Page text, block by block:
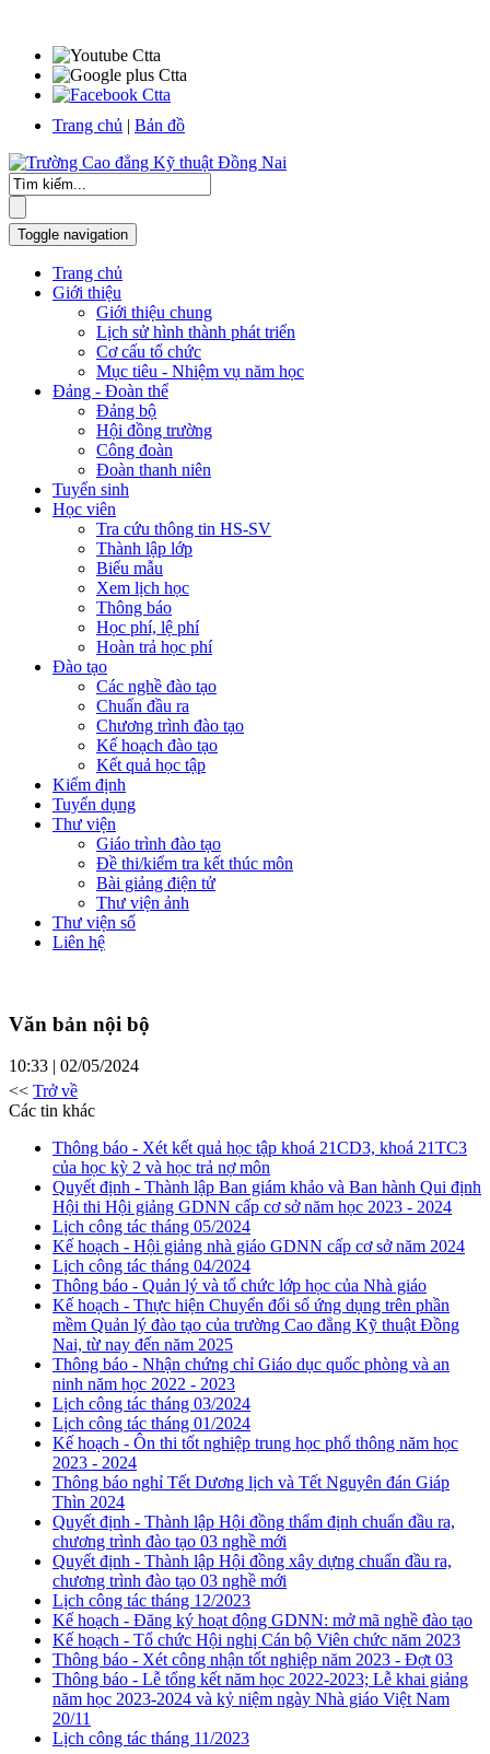
Trang chủ | Bản đồ
Toggle navigation
Trang chủ
Giới thiệu
Giới thiệu chung
Lịch sử hình thành phát triển
Cơ cấu tổ chức
Mục tiêu - Nhiệm vụ năm học
Đảng - Đoàn thể
Đảng bộ
Hội đồng trường
Công đoàn
Đoàn thanh niên
Tuyển sinh
Học viên
Tra cứu thông tin HS-SV
Thành lập lớp
Biểu mẫu
Xem lịch học
Thông báo
Học phí, lệ phí
Hoàn trả học phí
Đào tạo
Các nghề đào tạo
Chuẩn đầu ra
Chương trình đào tạo
Kế hoạch đào tạo
Kết quả học tập
Kiểm định
Tuyển dụng
Thư viện
Giáo trình đào tạo
Đề thi/kiểm tra kết thúc môn
Bài giảng điện tử
Thư viện ảnh
Thư viện số
Liên hệ
Văn bản nội bộ
10:33 | 02/05/2024
<< Trở về
Các tin khác
Thông báo - Xét kết quả học tập khoá 21CD3, khoá 21TC3
của học kỳ 2 và học trả nợ môn
Quyết định - Thành lập Ban giám khảo và Ban hành Qui định
Hội thi Hội giảng GDNN cấp cơ sở năm học 2023 - 2024
Lịch công tác tháng 05/2024
Kế hoạch - Hội giảng nhà giáo GDNN cấp cơ sở năm 2024
Lịch công tác tháng 04/2024
Thông báo - Quản lý và tổ chức lớp học của Nhà giáo
Kế hoạch - Thực hiện Chuyển đổi số ứng dụng trên phần
mềm Quản lý đào tạo của trường Cao đẳng Kỹ thuật Đồng
Nai, từ nay đến năm 2025
Thông báo - Nhận chứng chỉ Giáo dục quốc phòng và an
ninh năm học 2022 - 2023
Lịch công tác tháng 03/2024
Lịch công tác tháng 01/2024
Kế hoạch - Ôn thi tốt nghiệp trung học phổ thông năm học
2023 - 2024
Thông báo nghỉ Tết Dương lịch và Tết Nguyên đán Giáp
Thìn 2024
Quyết định - Thành lập Hội đồng thẩm định chuẩn đầu ra,
chương trình đào tạo 03 nghề mới
Quyết định - Thành lập Hội đồng xây dựng chuẩn đầu ra,
chương trình đào tạo 03 nghề mới
Lịch công tác tháng 12/2023
Kế hoạch - Đăng ký hoạt động GDNN: mở mã nghề đào tạo
Kế hoạch - Tổ chức Hội nghị Cán bộ Viên chức năm 2023
Thông báo - Xét công nhận tốt nghiệp năm 2023 - Đợt 03
Thông báo - Lễ tổng kết năm học 2022-2023; Lễ khai giảng
năm học 2023-2024 và kỷ niệm ngày Nhà giáo Việt Nam
20/11
Lịch công tác tháng 11/2023